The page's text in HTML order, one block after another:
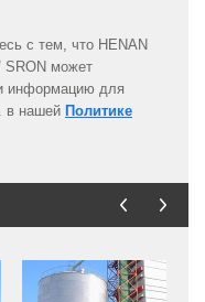
с тем, что HENAN
SRON может
информацию для
в нашей Политике